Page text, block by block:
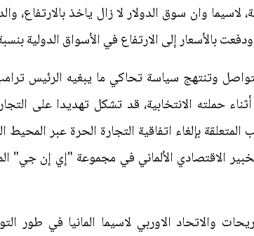
وتنتهج سياسة تحاكي ما يبغيه الرئيس
حملته الانتخابية، قد تشكل تهديدا على
بإلغاء اتفاقية التجارة الحرة عبر
الاقتصادي الألماني في مجموعة "إي إن جي"
والاتحاد الاوربي لاسيما المانيا في